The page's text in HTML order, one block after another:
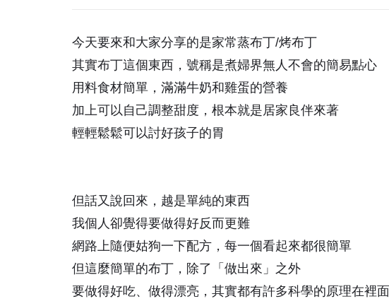
今天要來和大家分享的是家常蒸布丁/烤布丁
其實布丁這個東西，號稱是煮婦界無人不會的簡易點心
用料食材簡單，滿滿牛奶和雞蛋的營養
加上可以自己調整甜度，根本就是居家良伴來著
輕輕鬆鬆可以討好孩子的胃
但話又說回來，越是單純的東西
我個人卻覺得要做得好反而更難
網路上隨便姑狗一下配方，每一個看起來都很簡單
但這麼簡單的布丁，除了「做出來」之外
要做得好吃、做得漂亮，其實都有許多科學的原理在裡面